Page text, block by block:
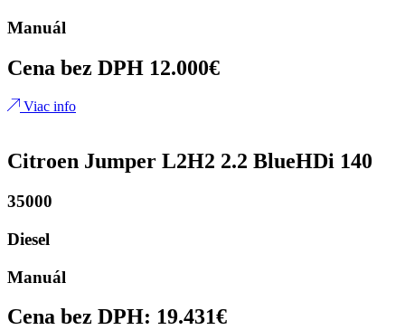
Manuál
Cena bez DPH 12.000€
Viac info
Citroen Jumper L2H2 2.2 BlueHDi 140
35000
Diesel
Manuál
Cena bez DPH: 19.431€